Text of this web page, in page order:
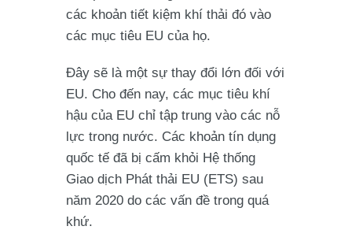
các khoản tiết kiệm khí thải đó vào
các mục tiêu EU của họ.
Đây sẽ là một sự thay đổi lớn đối với
EU. Cho đến nay, các mục tiêu khí
hậu của EU chỉ tập trung vào các nỗ
lực trong nước. Các khoản tín dụng
quốc tế đã bị cấm khỏi Hệ thống
Giao dịch Phát thải EU (ETS) sau
năm 2020 do các vấn đề trong quá
khứ.